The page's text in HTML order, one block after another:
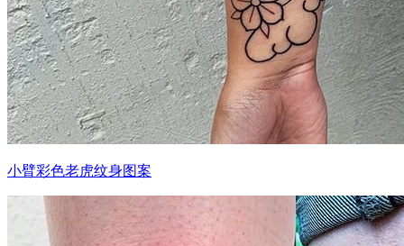
小臂彩色老虎纹身图案